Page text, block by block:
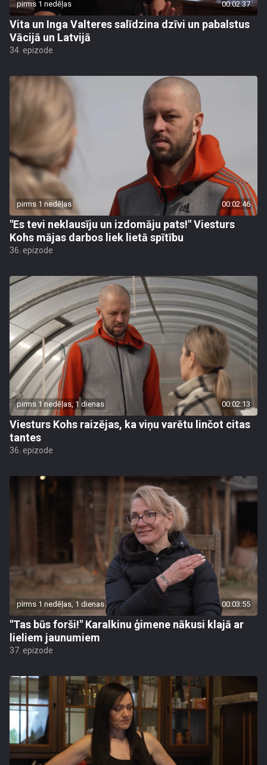
pirms 1 nedēļas 00:02:37
Vita un Inga Valteres salīdzina dzīvi un pabalstus
Vācijā un Latvijā
34. epizode
pirms 1 nedēļas 00:02:46
"Es tevi neklausīju un izdomāju pats!" Viesturs
Kohs mājas darbos liek lietā spītību
36. epizode
pirms 1 nedēļas, 1 dienas 00:02:13
Viesturs Kohs raizējas, ka viņu varētu linčot citas
tantes
36. epizode
pirms 1 nedēļas, 1 dienas 00:03:55
"Tas būs forši!" Karalkinu ģimene nākusi klajā ar
lieliem jaunumiem
37. epizode